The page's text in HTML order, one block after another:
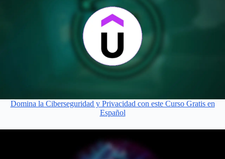
Domina la Ciberseguridad y Privacidad con este Curso Gratis en
Español